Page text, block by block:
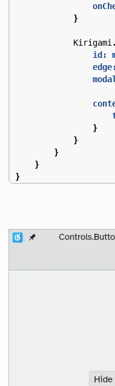
}
Kirigami .
id:
edge:
}
}
}
}
}